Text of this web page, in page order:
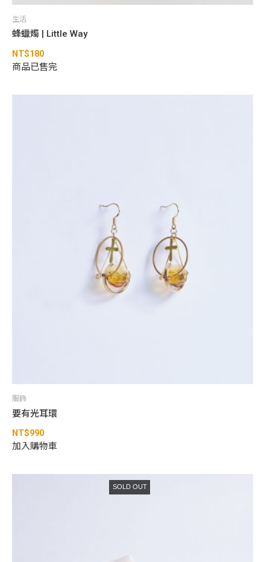
生活
蜂蠟燭 | Little Way
NT$180
商品已售完
服飾
要有光耳環
NT$990
加入購物車
SOLD OUT